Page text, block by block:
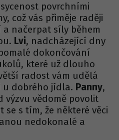
povrchními
což vás přiměje raději
načerpat síly během
Lvi, nadcházející dny
dokončování
které už dlouho
radost vám udělá
u dobrého jídla. Panny,
výzvu vědomě povolit
s tím, že některé věci
nedokonalé a